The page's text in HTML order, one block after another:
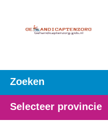
Zoeken
Selecteer provincie